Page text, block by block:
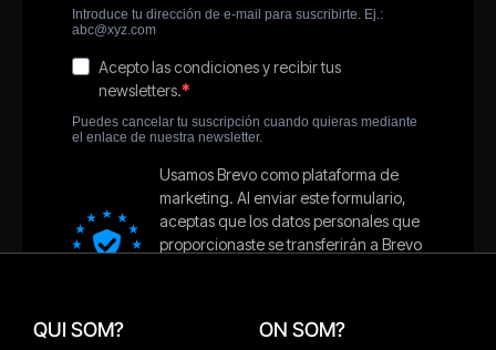
QUI SOM? ON SOM?